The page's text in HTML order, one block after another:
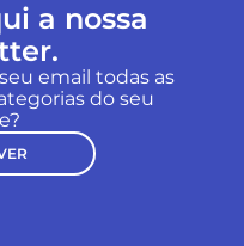
a nossa
email todas as
do seu